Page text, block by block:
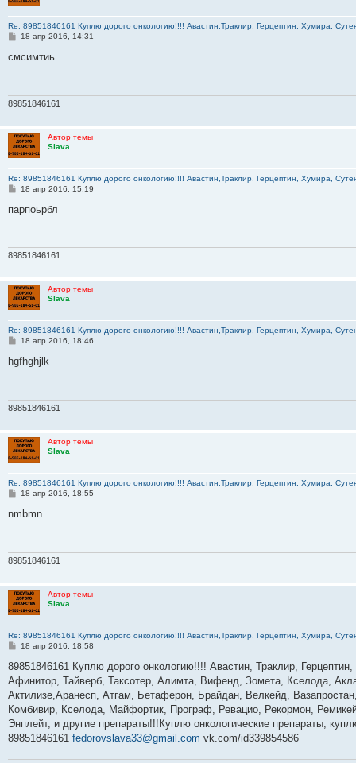
Re: 89851846161 Куплю дорого онкологию!!!! Авастин,Траклир, Герцептин, Хумира,
С
о
и
18 апр 2016, 14:31
смсимтиь
89851846161
Автор темы
Slava
Re: 89851846161 Куплю дорого онкологию!!!! Авастин,Траклир, Герцептин, Хумира,
С
о
б
и
18 апр 2016, 15:19
парпоьрбл
89851846161
Автор темы
Slava
Re: 89851846161 Куплю дорого онкологию!!!! Авастин,Траклир, Герцептин, Хумира,
С
о
б
и
18 апр 2016, 18:46
hgfhghjlk
89851846161
Автор темы
Slava
Re: 89851846161 Куплю дорого онкологию!!!! Авастин,Траклир, Герцептин, Хумира,
С
о
и
18 апр 2016, 18:55
nmbmn
89851846161
Автор темы
Slava
Re: 89851846161 Куплю дорого онкологию!!!! Авастин,Траклир, Герцептин, Хумира,
С
о
щ
е
и
е
18 апр 2016, 18:58
89851846161 Куплю дорого онкологию!!!! Авастин, Траклир,
Афинитор, Тайверб, Таксотер, Алимта, Вифенд, Зомета, Кселода,
Актилизе,Аранесп, Атгам, Бетаферон, Брайдан, Велкейд,
Комбивир, Кселода, Майфортик, Програф, Ревацио, Рекормон,
Энплейт, и другие препараты!!!Куплю онкологические препараты,
89851846161 fedorovslava33@gmail.com vk.com/id339854586